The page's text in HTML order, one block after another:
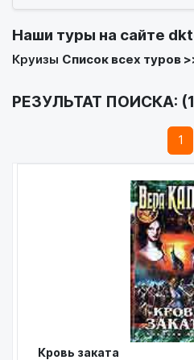
Наши туры на сайте
Круизы Список всех туров
РЕЗУЛЬТАТ ПОИСКА:
1
Кровь заката